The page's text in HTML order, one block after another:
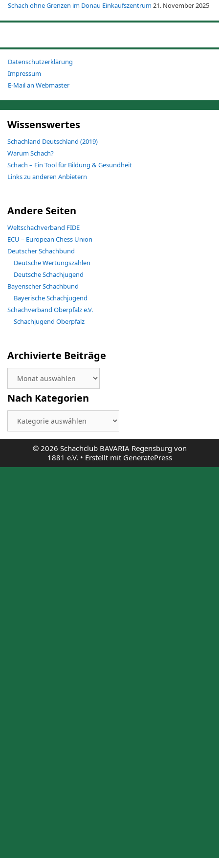
Schach ohne Grenzen im Donau Einkaufszentrum21. November 2025
Datenschutzerklärung
Impressum
E-Mail an Webmaster
Wissenswertes
Schachland Deutschland (2019)
Warum Schach?
Schach – Ein Tool für Bildung & Gesundheit
Links zu anderen Anbietern
Andere Seiten
Weltschachverband FIDE
ECU – European Chess Union
Deutscher Schachbund
Deutsche Wertungszahlen
Deutsche Schachjugend
Bayerischer Schachbund
Bayerische Schachjugend
Schachverband Oberpfalz e.V.
Schachjugend Oberpfalz
Archivierte Beiträge
Beiträge
Nach Kategorien
Kategorien
© 2026 Schachclub BAVARIA Regensburg von
1881 e.V. • Erstellt mit GeneratePress